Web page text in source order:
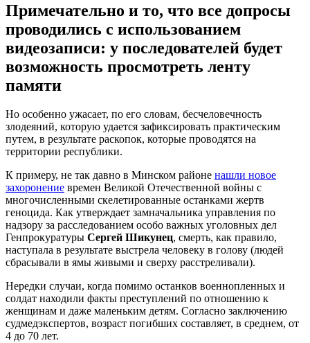
Примечательно и то, что все допросы
проводились с использованием
видеозаписи: у последователей будет
возможность просмотреть ленту
памяти
Но особенно ужасает, по его словам, бесчеловечность
злодеяний, которую удается зафиксировать практическим
путем, в результате раскопок, которые проводятся на
территории республики.
К примеру, не так давно в Минском районе нашли новое
захоронение времен Великой Отечественной войны с
многочисленными скелетированные останками жертв
геноцида. Как утверждает замначальника управления по
надзору за расследованием особо важных уголовных дел
Генпрокуратуры Сергей Шикунец, смерть, как правило,
наступала в результате выстрела человеку в голову (людей
сбрасывали в ямы живыми и сверху расстреливали).
Нередки случаи, когда помимо останков военнопленных и
солдат находили факты преступлений по отношению к
женщинам и даже маленьким детям. Согласно заключению
судмедэкспертов, возраст погибших составляет, в среднем, от
4 до 70 лет.